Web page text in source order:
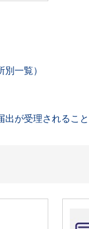
一覧）
が受理されること